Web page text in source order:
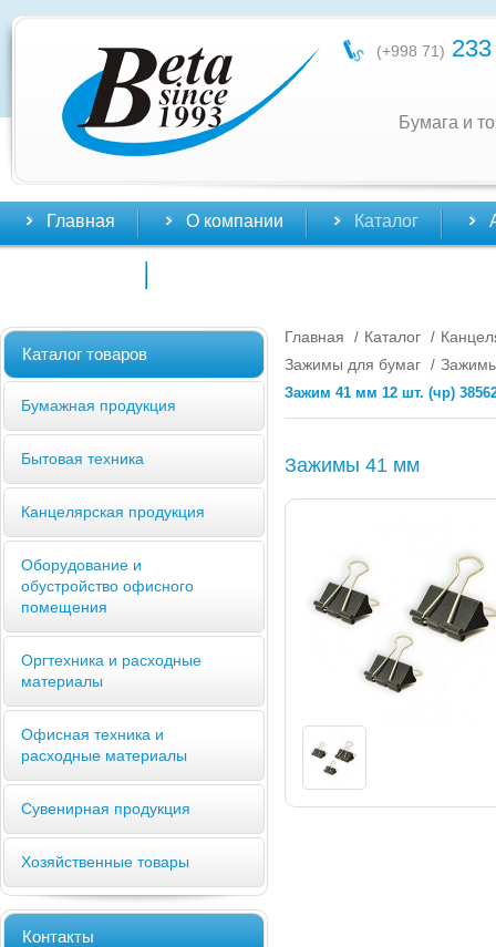
(+998 71)
Бумага и
Главная О компании Каталог
Каталог товаров
Бумажная продукция
Бытовая техника
Канцелярская продукция
Оборудование и
обустройство офисного
помещения
Оргтехника и расходные
материалы
Офисная техника и
расходные материалы
Сувенирная продукция
Хозяйственные товары
Контакты
Главная / Каталог /
Зажимы для бумаг /
Зажим 41 мм 12 шт. (чр)
Зажимы 41 мм